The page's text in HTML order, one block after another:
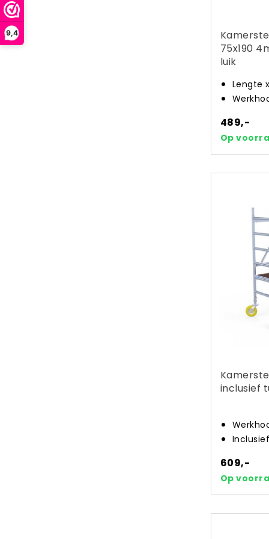
9,4
75x190
luik
Lengte
489,-
Op
inclusief
609,-
Op